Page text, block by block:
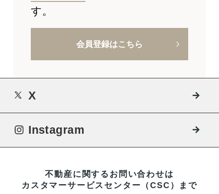
す。
会員登録はこちら
X
Instagram
不動産に関するお問い合わせは
カスタマーサービスセンター（CSC）まで